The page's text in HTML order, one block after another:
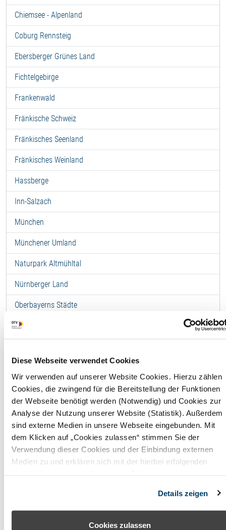
Diese Webseite verwendet Cookies
Wir verwenden auf unserer Website Cookies. Hierzu zählen
Cookies, die zwingend für die Bereitstellung der Funktionen
der Webseite benötigt werden (Notwendig) und Cookies zur
Analyse der Nutzung unserer Website (Statistik). Außerdem
sind externe Medien in unsere Webseite eingebunden. Mit
dem Klicken auf „Cookies zulassen“ stimmen Sie der
Verwendung dieser Cookies und der Einbindung externen
Medien zu und erklären sich mit der hierbei erfolgenden
Cookies“ ohne die Erklärung einer Einwilligung fortfahren. In
diesem Fall werden nur notwendige Cookies verwendet. Sie
können Ihre Einwilligung jederzeit unter den Cookie-
Details zeigen
Cookies zulassen
Chiemsee - Alpenland
Coburg Rennsteig
Ebersberger Grünes Land
Fichtelgebirge
Frankenwald
Fränkische Schweiz
Fränkisches Seenland
Fränkisches Weinland
Hassberge
Inn-Salzach
München
Münchener Umland
Naturpark Altmühltal
Nürnberger Land
Oberbayerns Städte
Oberes Maintal-Coburger Land
Odenwald (Baden-Württemberg)
Odenwald (Hessen)
Pfaffenwinkel
Rhön (Bayern)
Spessart-Mainland